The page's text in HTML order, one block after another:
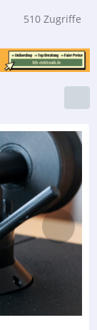
510 Zugriffe